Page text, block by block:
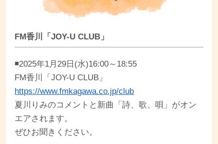
FM香川「JOY-U CLUB」
◾️2025年1月29日(水)16:00～18:55
FM香川「JOY-U CLUB」
https://www.fmkagawa.co.jp/club
夏川りみのコメントと新曲「詩、歌、唄」がオン
エアされます。
ぜひお聞きください。